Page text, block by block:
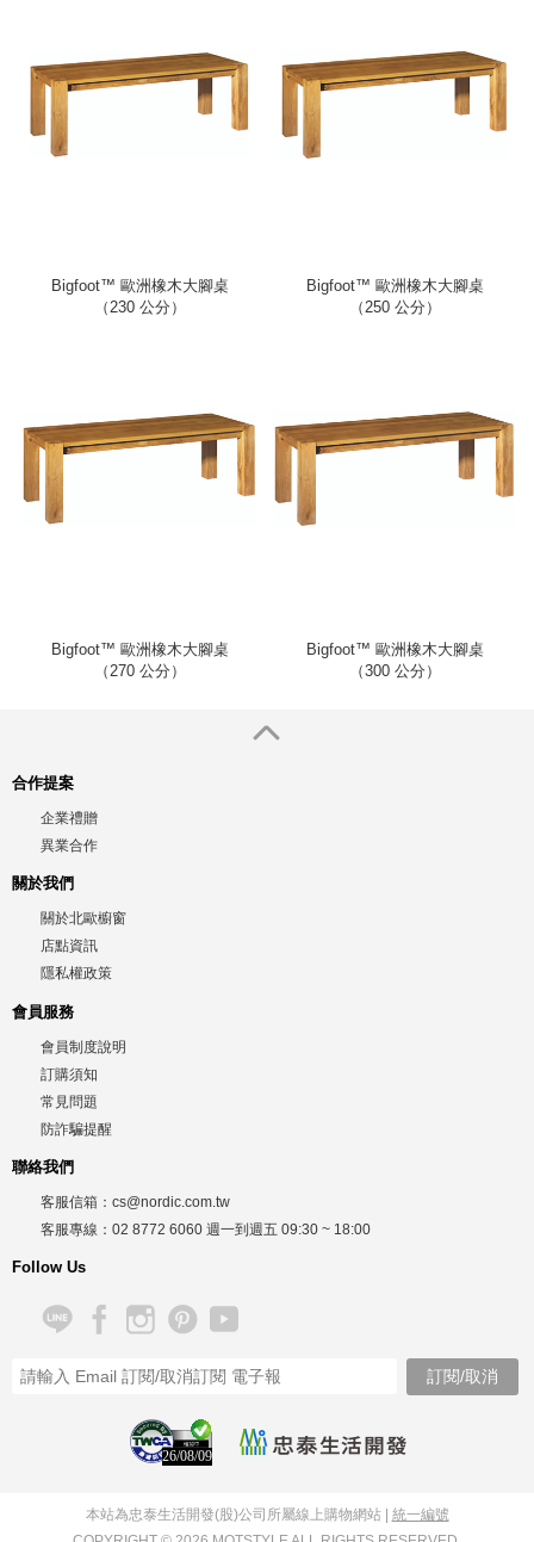
Bigfoot™ 歐洲橡木大腳桌
（230 公分）
Bigfoot™ 歐洲橡木大腳桌
（250 公分）
Bigfoot™ 歐洲橡木大腳桌
（270 公分）
Bigfoot™ 歐洲橡木大腳桌
（300 公分）
合作提案
企業禮贈
異業合作
關於我們
關於北歐櫥窗
店點資訊
隱私權政策
會員服務
會員制度說明
訂購須知
常見問題
防詐騙提醒
聯絡我們
客服信箱： cs@nordic.com.tw
客服專線： 02 8772 6060 週一到週五 09:30 ~ 18:00
Follow Us
26/08/09
本站為忠泰生活開發(股)公司所屬線上購物網站 | 統一編號